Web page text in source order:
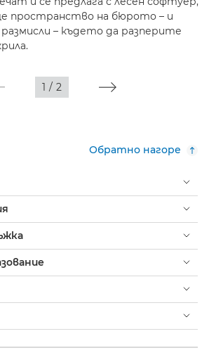
пространство на бюрото – и
– където да разперите
1 / 2
Обратно нагоре